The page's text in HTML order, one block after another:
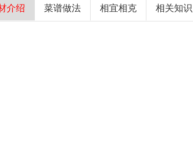
介绍 菜谱做法 相宜相克 相关知识